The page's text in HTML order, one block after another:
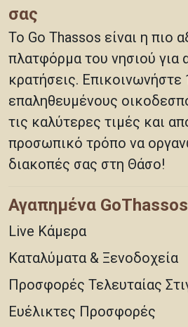
σας
Το Go Thassos είναι η πιο
πλατφόρμα του νησιού για
κρατήσεις.
επαληθευμένους
τις καλύτερες τιμές και
προσωπικό τρόπο να
διακοπές σας στη Θάσο!
Αγαπημένα GoThassos
Live Κάμερα
Καταλύματα & Ξενοδοχεία
Προσφορές Τελευταίας
Ευέλικτες Προσφορές